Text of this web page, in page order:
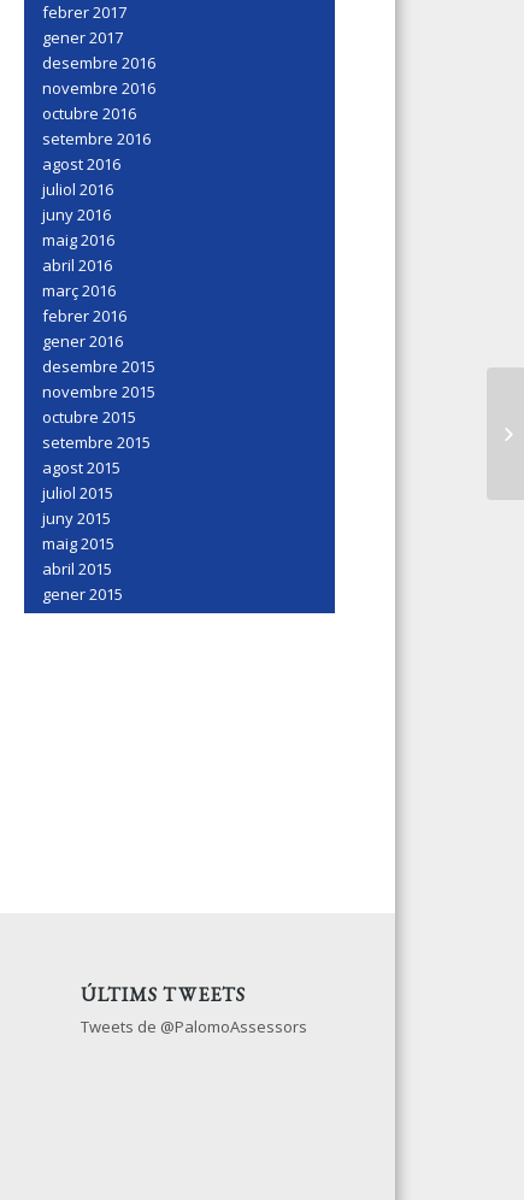
febrer 2017
gener 2017
desembre 2016
novembre 2016
octubre 2016
setembre 2016
agost 2016
juliol 2016
juny 2016
maig 2016
abril 2016
març 2016
febrer 2016
gener 2016
desembre 2015
novembre 2015
octubre 2015
setembre 2015
agost 2015
juliol 2015
juny 2015
maig 2015
abril 2015
gener 2015
ÚLTIMS TWEETS
Tweets de @PalomoAssessors